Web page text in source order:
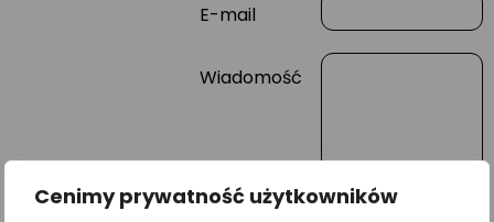
Cenimy prywatność użytkowników
E-mail
Wiadomość